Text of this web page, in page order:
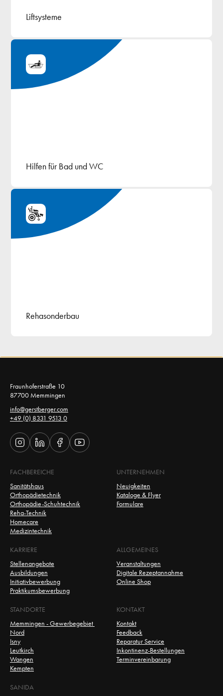
Liftsysteme
Hilfen für Bad und WC
Rehasonderbau
Fraunhoferstraße 10
87700 Memmingen
info@gerstberger.com
+49 (0) 8331 9513 0
FACHBEREICHE
Sanitätshaus
Orthopädietechnik
Orthopädie-Schuhtechnik
Reha-Technik
Homecare
Medizintechnik
UNTERNEHMEN
Neuigkeiten
Kataloge & Flyer
Formulare
KARRIERE
Stellenangebote
Ausbildungen
Initiativbewerbung
Praktikumsbewerbung
ALLGEMEINES
Veranstaltungen
Digitale Rezeptannahme
Online Shop
STANDORTE
Memmingen - Gewerbegebiet
Nord
Isny
Leutkirch
Wangen
Kempten
KONTAKT
Kontakt
Feedback
Reparatur Service
Inkontinenz-Bestellungen
Terminvereinbarung
SANIDA